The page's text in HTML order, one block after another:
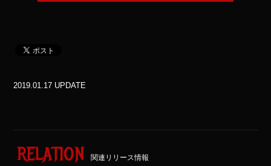
2019.01.17 UPDATE
RELATION 関連リリース情報